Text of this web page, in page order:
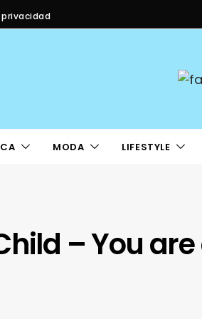
MODA LIFESTYLE
– You are